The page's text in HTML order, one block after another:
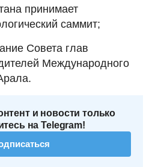
принимает
саммит;
Совета глав
Международного
и новости только
на Telegram!